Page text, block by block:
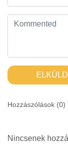
ELKÜLD
Hozzászólások (0)
Nincsenek